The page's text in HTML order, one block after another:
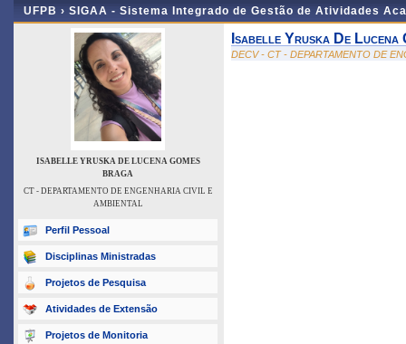
UFPB › SIGAA - Sistema Integrado de Gestão de Atividades
ISABELLE YRUSKA DE LUCENA GOMES
BRAGA
CT - DEPARTAMENTO DE ENGENHARIA CIVIL E
AMBIENTAL
Perfil Pessoal
Disciplinas Ministradas
Projetos de Pesquisa
Atividades de Extensão
Projetos de Monitoria
Isabelle Yruska De Lucena
DECV - CT - DEPARTAMENTO DE